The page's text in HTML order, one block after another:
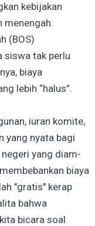
kebijakan
menengah.
(BOS)
siswa tak perlu
biaya
lebih “halus”.
iuran komite,
yang nyata bagi
yang diam-
biaya
"gratis" kerap
bahwa
bicara soal